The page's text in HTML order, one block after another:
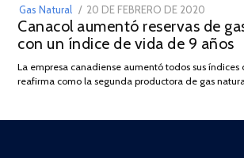
Gas Natural
POSTED
ON
20 DE FEBRERO DE 2020
DE
JULIO
2025
Canacol aumentó reservas de
con un índice de vida de 9 años
La empresa canadiense aumentó todos sus índices
reafirma como la segunda productora de gas